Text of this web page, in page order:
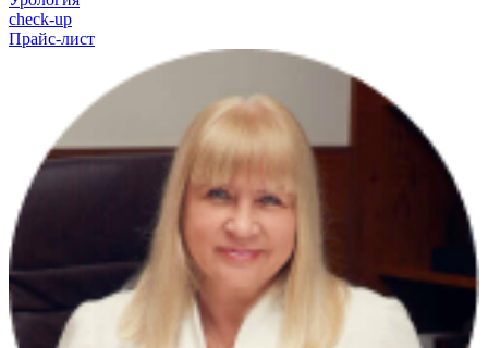
check-up
Прайс-лист